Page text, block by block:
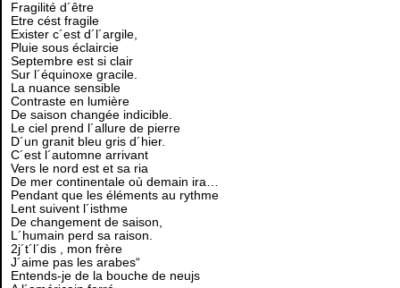
Fragilité d´être
Etre cést fragile
Exister c´est d´l´argile,
Pluie sous éclaircie
Septembre est si clair
Sur l´équinoxe gracile.
La nuance sensible
Contraste en lumière
De saison changée indicible.
Le ciel prend l´allure de pierre
D´un granit bleu gris d´hier.
C´est l´automne arrivant
Vers le nord est et sa ria
De mer continentale où demain ira…
Pendant que les éléments au rythme
Lent suivent l´isthme
De changement de saison,
L´humain perd sa raison.
2j´t´l´dis , mon frère
J´aime pas les arabes“
Entends-je de la bouche de neujs